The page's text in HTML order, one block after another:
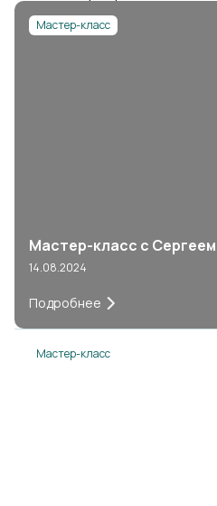
Мастер-класс
Мастер-класс с
14.08.2024
Подробнее
Мастер-класс